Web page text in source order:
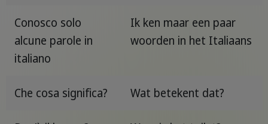
Conosco solo
alcune parole in
italiano
Ik ken maar een paar
woorden in het Italiaans
Che cosa significa? Wat betekent dat?